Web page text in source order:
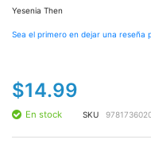
Yesenia Then
Sea el primero en dejar una reseña
$14.99
En stock SKU